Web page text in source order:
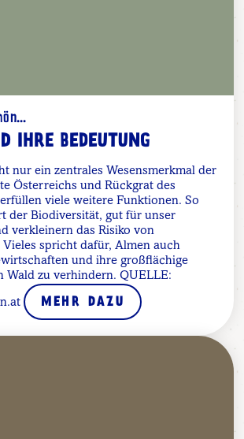
IHRE BEDEUTUNG
nur ein zentrales Wesensmerkmal der
Österreichs und Rückgrat des
viele weitere Funktionen. So
der Biodiversität, gut für unser
verkleinern das Risiko von
spricht dafür, Almen auch
und ihre großflächige
Wald zu verhindern. QUELLE:
MEHR DAZU